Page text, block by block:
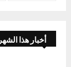
أخبار هذا الشهر